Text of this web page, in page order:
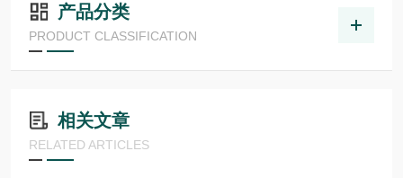
产品分类
PRODUCT CLASSIFICATION
相关文章
RELATED ARTICLES